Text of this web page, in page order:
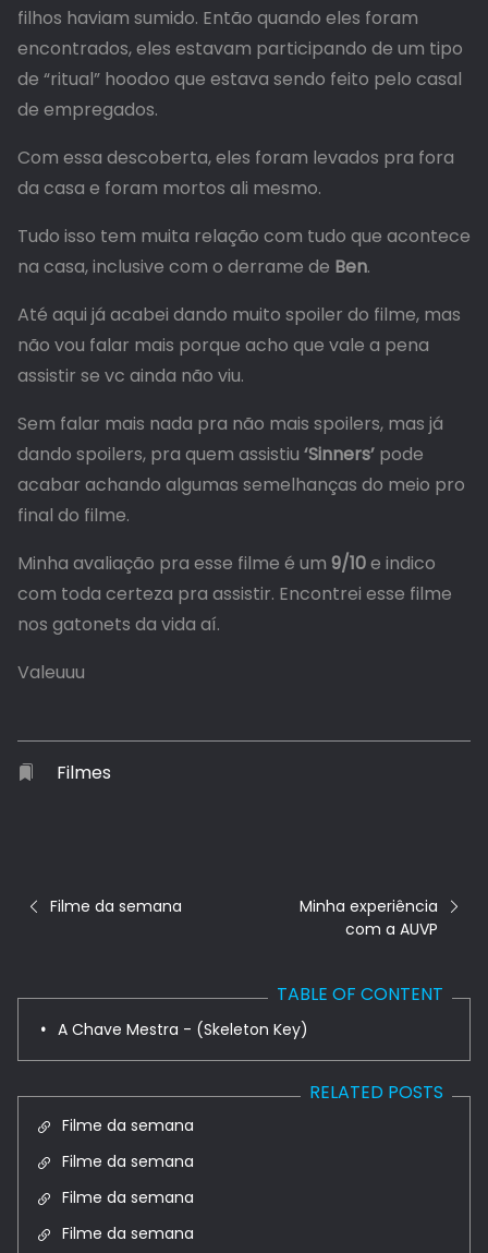
filhos haviam sumido. Então quando eles foram
encontrados, eles estavam participando de um tipo
de “ritual” hoodoo que estava sendo feito pelo casal
de empregados.
Com essa descoberta, eles foram levados pra fora
da casa e foram mortos ali mesmo.
Tudo isso tem muita relação com tudo que acontece
na casa, inclusive com o derrame de Ben.
Até aqui já acabei dando muito spoiler do filme, mas
não vou falar mais porque acho que vale a pena
assistir se vc ainda não viu.
Sem falar mais nada pra não mais spoilers, mas já
dando spoilers, pra quem assistiu ‘Sinners’ pode
acabar achando algumas semelhanças do meio pro
final do filme.
Minha avaliação pra esse filme é um 9/10e indico
com toda certeza pra assistir. Encontrei esse filme
nos gatonets da vida aí.
Valeuuu
Filmes
Filme da semana
Minha experiência
com a AUVP
TABLE OF CONTENT
A Chave Mestra - (Skeleton Key)
RELATED POSTS
Filme da semana
Filme da semana
Filme da semana
Filme da semana